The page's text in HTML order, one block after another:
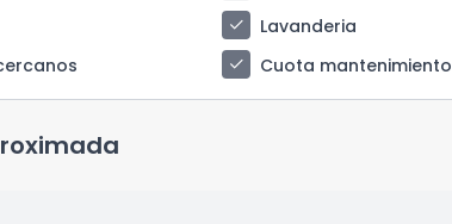
check Lavanderia
check Cuota mantenimiento